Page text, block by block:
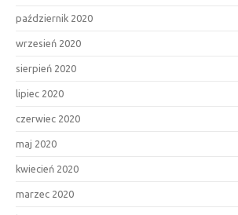
październik 2020
wrzesień 2020
sierpień 2020
lipiec 2020
czerwiec 2020
maj 2020
kwiecień 2020
marzec 2020